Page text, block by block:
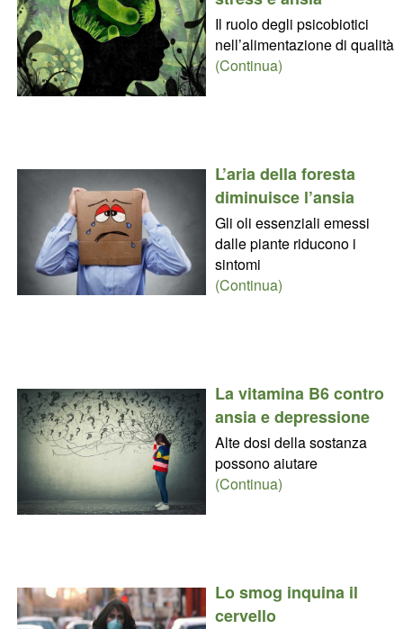
Il ruolo degli psicobiotici
nell’alimentazione di qualità
(Continua)
L’aria della foresta
diminuisce l’ansia
Gli oli essenziali emessi
dalle piante riducono i
sintomi
(Continua)
La vitamina B6 contro
ansia e depressione
Alte dosi della sostanza
possono aiutare
(Continua)
Lo smog inquina il
cervello